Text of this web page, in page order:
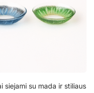
siejami su mada ir stiliaus